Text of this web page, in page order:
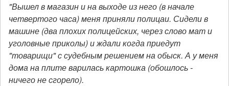
"Вышел в магазин и на выходе из него (в начале
четвертого часа) меня приняли полицаи. Сидели в
машине (два плохих полицейских, через слово мат и
уголовные приколы) и ждали когда приедут
"товарищи" с судебным решением на обыск. А у меня
дома на плите варилась картошка (обошлось -
ничего не сгорело).